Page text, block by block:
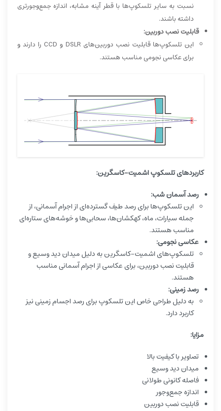
نسبت به سایر تلسکوپ‌ها با قطر آینه مشابه، اندازه جمع‌وجورتری
داشته باشند.
قابلیت نصب دوربین:
این تلسکوپ‌ها قابلیت نصب دوربین‌های DSLR و CCD را دارند و
برای عکاسی نجومی مناسب هستند.
کاربردهای تلسکوپ اشمیت-کاسگرین:
رصد آسمان شب:
این تلسکوپ‌ها برای رصد طیف گسترده‌ای از اجرام آسمانی، از
جمله سیارات، ماه، کهکشان‌ها، سحابی‌ها و خوشه‌های ستاره‌ای
مناسب هستند.
عکاسی نجومی:
تلسکوپ‌های اشمیت-کاسگرین به دلیل میدان دید وسیع و
قابلیت نصب دوربین، برای عکاسی از اجرام آسمانی مناسب
هستند.
رصد زمینی:
به دلیل طراحی خاص این تلسکوپ برای رصد اجسام زمینی نیز
کاربرد دارد.
مزایا:
تصاویر با کیفیت بالا
میدان دید وسیع
فاصله کانونی طولانی
اندازه جمع‌وجور
قابلیت نصب دوربین